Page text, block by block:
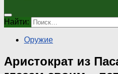
Найти:
Оружие
Аристократ из